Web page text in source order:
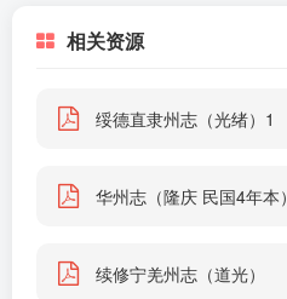
相关资源
绥德直隶州志（光绪）1
华州志（隆庆 民国4年本）
续修宁羌州志（道光）